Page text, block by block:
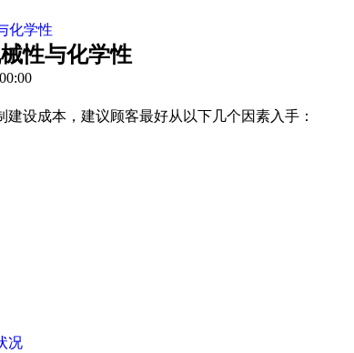
化学性
性与化学性
设成本，建议顾客最好从以下几个因素入手：
况